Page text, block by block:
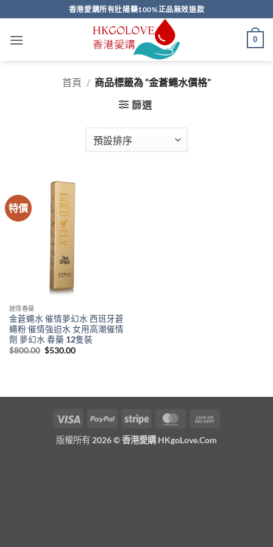
to
content
香港愛購所有壯陽藥100%正品無效退款
0
首頁 / 商品標籤為 “金蒼蠅水價格”
篩選
特價
迷情春藥
金蒼蠅水 催情夢幻水 西班牙蒼
蠅粉 催情強迫水 女用高潮催情
劑 夢幻水 春藥 12隻裝
$800.00 Original
$530.00Current
Visa PayPal Stripe MasterCard
版權所有 2026 ©香港愛購 HKgoLove.Com